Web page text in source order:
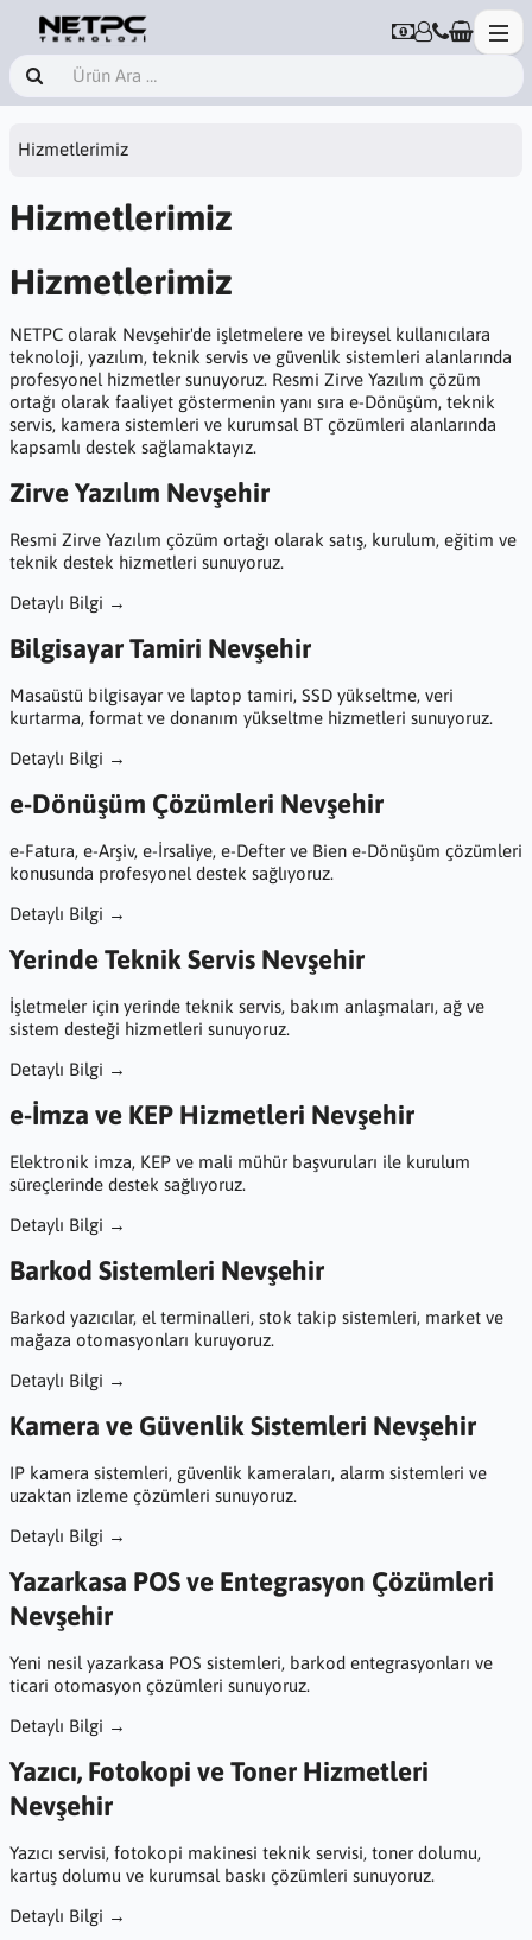
Hizmetlerimiz
Hizmetlerimiz
Hizmetlerimiz
NETPC olarak Nevşehir'de işletmelere ve bireysel kullanıcılara
teknoloji, yazılım, teknik servis ve güvenlik sistemleri alanlarında
profesyonel hizmetler sunuyoruz. Resmi Zirve Yazılım çözüm
ortağı olarak faaliyet göstermenin yanı sıra e-Dönüşüm, teknik
servis, kamera sistemleri ve kurumsal BT çözümleri alanlarında
kapsamlı destek sağlamaktayız.
Zirve Yazılım Nevşehir
Resmi Zirve Yazılım çözüm ortağı olarak satış, kurulum, eğitim ve
teknik destek hizmetleri sunuyoruz.
Detaylı Bilgi →
Bilgisayar Tamiri Nevşehir
Masaüstü bilgisayar ve laptop tamiri, SSD yükseltme, veri
kurtarma, format ve donanım yükseltme hizmetleri sunuyoruz.
Detaylı Bilgi →
e-Dönüşüm Çözümleri Nevşehir
e-Fatura, e-Arşiv, e-İrsaliye, e-Defter ve Bien e-Dönüşüm çözümleri
konusunda profesyonel destek sağlıyoruz.
Detaylı Bilgi →
Yerinde Teknik Servis Nevşehir
İşletmeler için yerinde teknik servis, bakım anlaşmaları, ağ ve
sistem desteği hizmetleri sunuyoruz.
Detaylı Bilgi →
e-İmza ve KEP Hizmetleri Nevşehir
Elektronik imza, KEP ve mali mühür başvuruları ile kurulum
süreçlerinde destek sağlıyoruz.
Detaylı Bilgi →
Barkod Sistemleri Nevşehir
Barkod yazıcılar, el terminalleri, stok takip sistemleri, market ve
mağaza otomasyonları kuruyoruz.
Detaylı Bilgi →
Kamera ve Güvenlik Sistemleri Nevşehir
IP kamera sistemleri, güvenlik kameraları, alarm sistemleri ve
uzaktan izleme çözümleri sunuyoruz.
Detaylı Bilgi →
Yazarkasa POS ve Entegrasyon Çözümleri
Nevşehir
Yeni nesil yazarkasa POS sistemleri, barkod entegrasyonları ve
ticari otomasyon çözümleri sunuyoruz.
Detaylı Bilgi →
Yazıcı, Fotokopi ve Toner Hizmetleri
Nevşehir
Yazıcı servisi, fotokopi makinesi teknik servisi, toner dolumu,
kartuş dolumu ve kurumsal baskı çözümleri sunuyoruz.
Detaylı Bilgi →